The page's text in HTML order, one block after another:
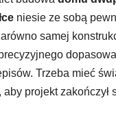
niesie ze sobą
samej
Trzeba mieć
aby projekt zakończył